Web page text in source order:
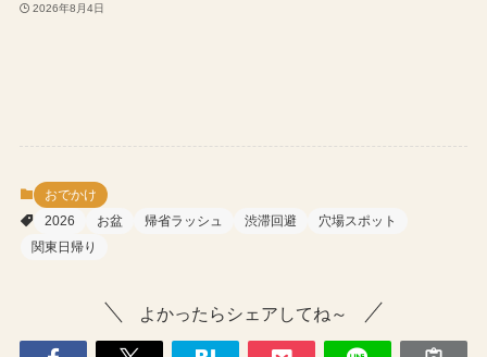
2026年8月4日
おでかけ
2026
お盆 帰省ラッシュ 渋滞回避
穴場スポット
関東日帰り
よかったらシェアしてね～